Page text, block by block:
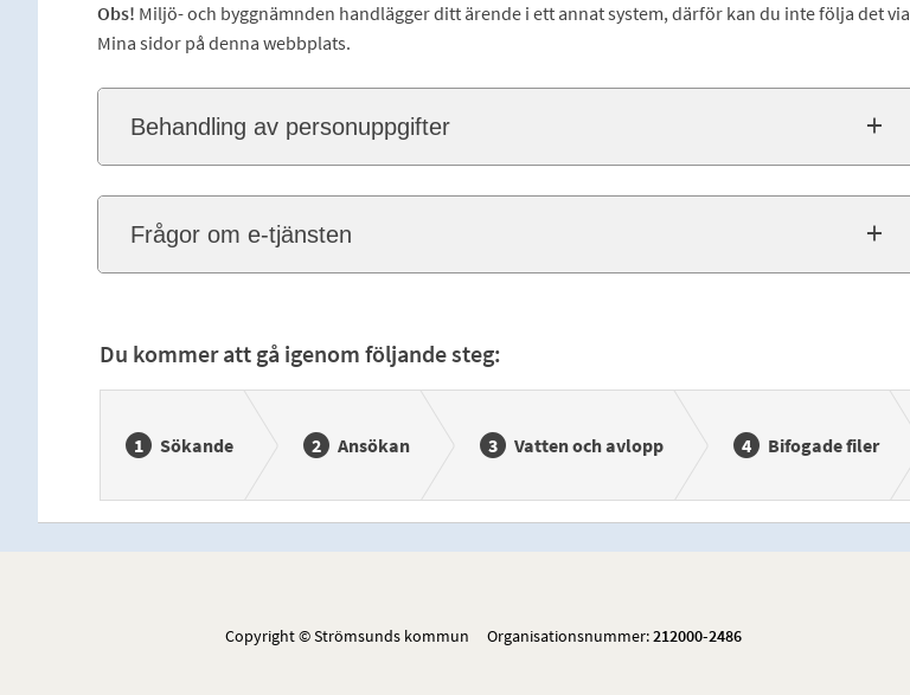
Obs! Miljö- och byggnämnden handlägger ditt ärende i ett annat system, därför kan du inte följa det via
Mina sidor på denna webbplats.
Behandling av personuppgifter
Frågor om e-tjänsten
Du kommer att gå igenom följande steg:
Sökande Ansökan Vatten och avlopp Bifogade filer
Copyright © Strömsunds kommun Organisationsnummer:212000-2486